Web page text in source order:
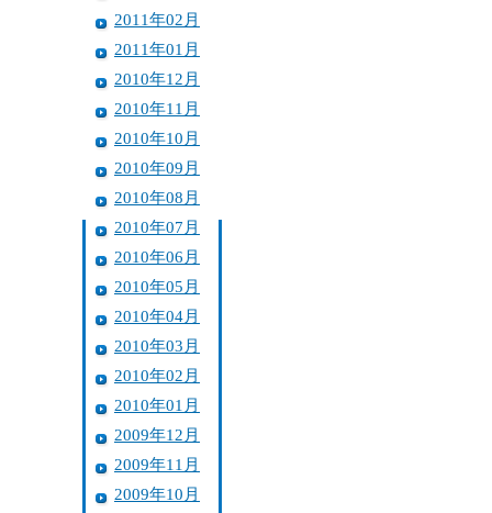
2011年02月
2011年01月
2010年12月
2010年11月
2010年10月
2010年09月
2010年08月
2010年07月
2010年06月
2010年05月
2010年04月
2010年03月
2010年02月
2010年01月
2009年12月
2009年11月
2009年10月